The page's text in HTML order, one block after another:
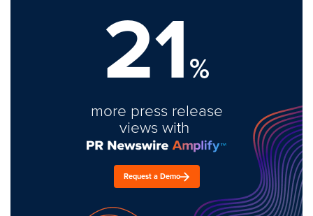
21%
more press release
views with
Request a Demo